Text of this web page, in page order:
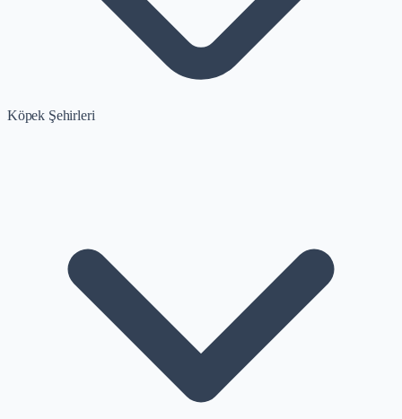
Köpek Şehirleri